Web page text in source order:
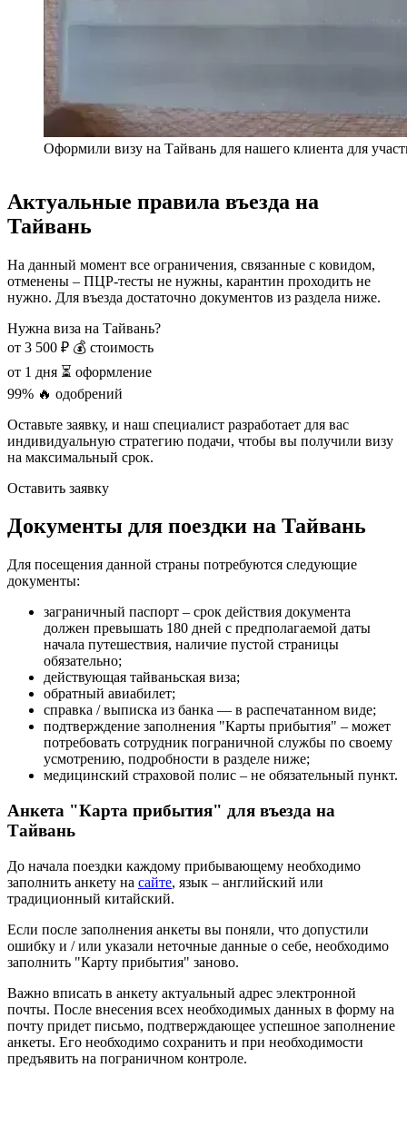
Оформили визу на Тайвань для нашего клиента для
Актуальные правила въезда на
Тайвань
На данный момент все ограничения, связанные с ковидом,
отменены – ПЦР-тесты не нужны, карантин проходить не
нужно. Для въезда достаточно документов из раздела ниже.
Нужна виза на Тайвань?
от 3 500 ₽ 💰 стоимость
от 1 дня ⏳ оформление
99% 🔥 одобрений
Оставьте заявку, и наш специалист разработает для вас
индивидуальную стратегию подачи, чтобы вы получили визу
на максимальный срок.
Оставить заявку
Документы для поездки на Тайвань
Для посещения данной страны потребуются следующие
документы:
заграничный паспорт – срок действия документа
должен превышать 180 дней с предполагаемой даты
начала путешествия, наличие пустой страницы
обязательно;
действующая тайваньская виза;
обратный авиабилет;
справка / выписка из банка — в распечатанном виде;
подтверждение заполнения "Карты прибытия" – может
потребовать сотрудник пограничной службы по своему
усмотрению, подробности в разделе ниже;
медицинский страховой полис – не обязательный пункт.
Анкета "Карта прибытия" для въезда на
Тайвань
До начала поездки каждому прибывающему необходимо
заполнить анкету на сайте, язык – английский или
традиционный китайский.
Если после заполнения анкеты вы поняли, что допустили
ошибку и / или указали неточные данные о себе, необходимо
заполнить "Карту прибытия" заново.
Важно вписать в анкету актуальный адрес электронной
почты. После внесения всех необходимых данных в форму на
почту придет письмо, подтверждающее успешное заполнение
анкеты. Его необходимо сохранить и при необходимости
предъявить на пограничном контроле.